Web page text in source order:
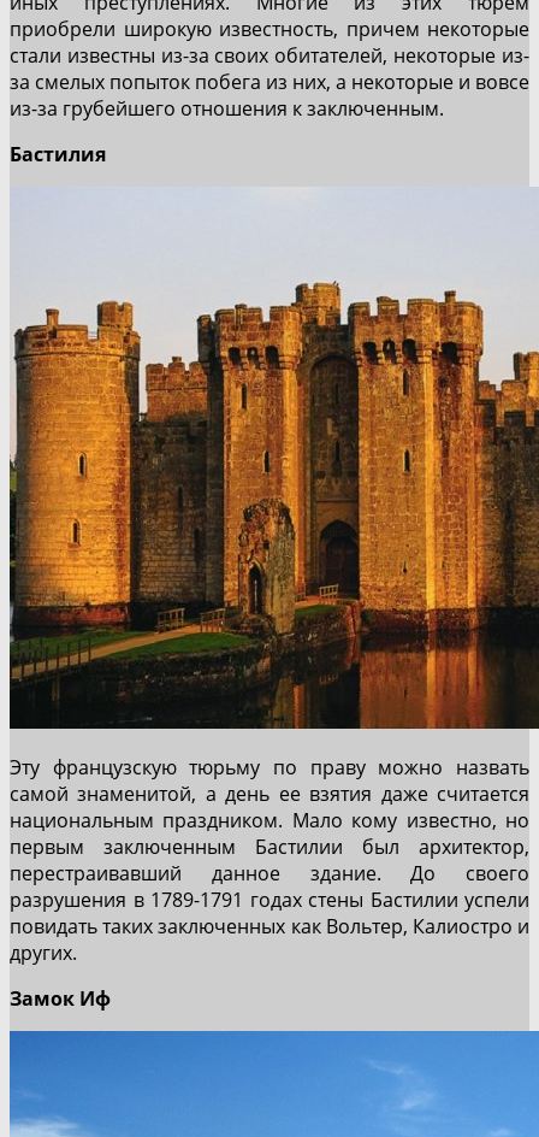
приобрели широкую известность, причем некоторые
стали известны из-за своих обитателей, некоторые из-
за смелых попыток побега из них, а некоторые и вовсе
из-за грубейшего отношения к заключенным.
Бастилия
Эту французскую тюрьму по праву можно назвать
самой знаменитой, а день ее взятия даже считается
национальным праздником. Мало кому известно, но
первым заключенным Бастилии был архитектор,
перестраивавший данное здание. До своего
разрушения в 1789-1791 годах стены Бастилии успели
повидать таких заключенных как Вольтер, Калиостро и
других.
Замок Иф